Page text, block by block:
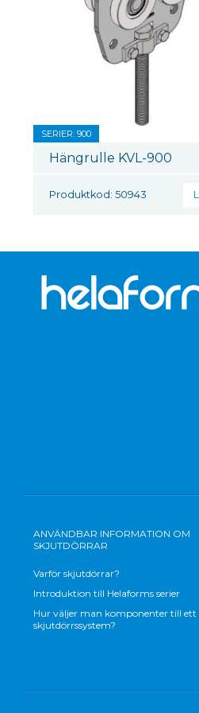
SERIER: 900
Hängrulle KVL-900
Produktkod: 50943
ANVÄNDBAR INFORMATION OM
SKJUTDÖRRAR
Varför skjutdörrar?
Introduktion till Helaforms serier
Hur väljer man komponenter till ett
skjutdörrssystem?